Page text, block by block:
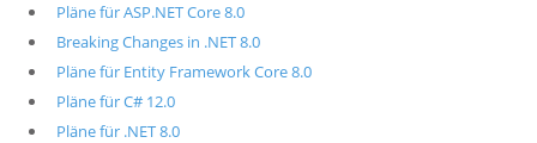
Pläne für ASP.NET Core 8.0
Breaking Changes in .NET 8.0
Pläne für Entity Framework Core 8.0
Pläne für C# 12.0
Pläne für .NET 8.0